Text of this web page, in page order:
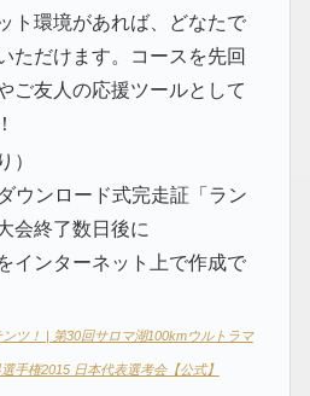
ト環境があれば、どなたで
ただけます。コースを先回
ご友人の応援ツールとして
）
ウンロード式完走証「ラン
会終了数日後に
インターネット上で作成で
ツ！ | 第30回サロマ湖100kmウルトラマ
手権2015 日本代表選考会【公式】